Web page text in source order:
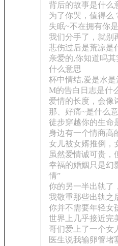
背后的故事是什么
为了你哭，值得么
失眠~不在拥有你
我们分手了，就别
悲伤过后是荒凉是
亲爱的,你知道吗
什么意思
杯中情结,爱是水是
M的告白日志是什
爱情的长度，会像
那、好痛~是什么
徒步穿越你的生命
身边有一个情商高
女儿被女婿推倒，
虽然爱情诚可贵，
幸福的婚姻只是幻
情”
你的另一半出轨了
我敬重那些出轨之
你并不需要年轻女
世界上几乎接近完
哥们爱上了一个女
医生说我输卵管堵